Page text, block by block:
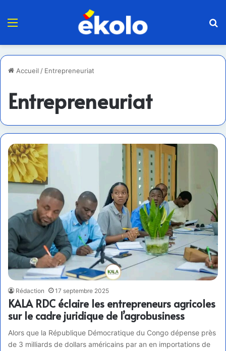
Menu
Accueil / Entrepreneuriat
Entrepreneuriat
Rédaction 17 septembre 2025
KALA RDC éclaire les entrepreneurs agricoles
sur le cadre juridique de l’agrobusiness
Alors que la République Démocratique du Congo dépense près
de 3 milliards de dollars américains par an en importations de